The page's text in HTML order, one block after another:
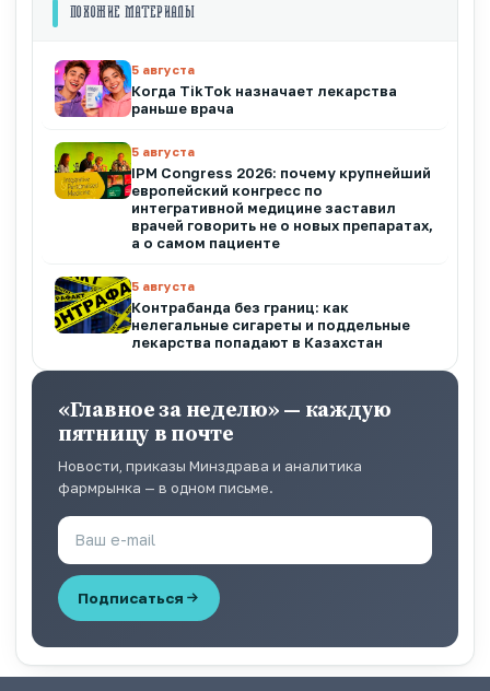
ПОХОЖИЕ МАТЕРИАЛЫ
5 августа
Когда TikTok назначает лекарства
раньше врача
5 августа
IPM Congress 2026: почему крупнейший
европейский конгресс по
интегративной медицине заставил
врачей говорить не о новых препаратах,
а о самом пациенте
5 августа
Контрабанда без границ: как
нелегальные сигареты и поддельные
лекарства попадают в Казахстан
«Главное за неделю» — каждую
пятницу в почте
Новости, приказы Минздрава и аналитика
фармрынка — в одном письме.
Подписаться